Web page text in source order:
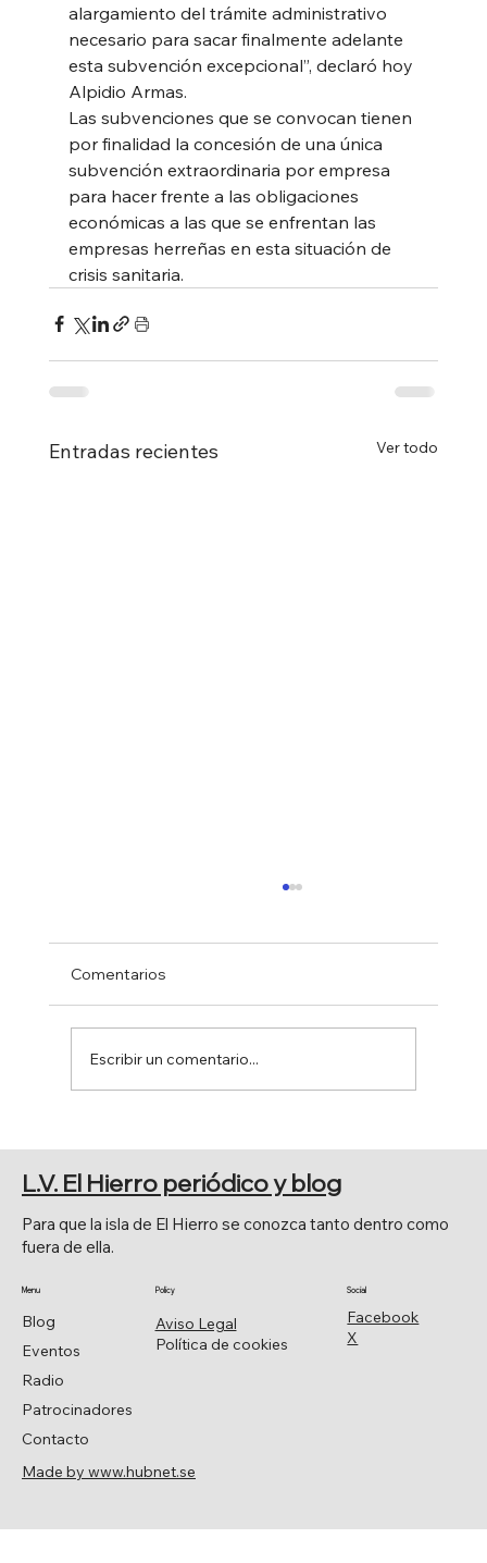
alargamiento del trámite administrativo
necesario para sacar finalmente adelante
esta subvención excepcional”, declaró hoy
Alpidio Armas.
Las subvenciones que se convocan tienen
por finalidad la concesión de una única
subvención extraordinaria por empresa
para hacer frente a las obligaciones
económicas a las que se enfrentan las
empresas herreñas en esta situación de
crisis sanitaria.
Entradas recientes Ver todo
Comentarios
Escribir un comentario...
Facebook
X
Social
Aviso Legal
Política de cookies
Policy
Blog
Eventos
Radio
Patrocinadores
Contacto
Menu
Para que la isla de El Hierro se conozca tanto dentro como
fuera de ella.
L.V. El Hierro periódico y blog
Made by www.hubnet.se